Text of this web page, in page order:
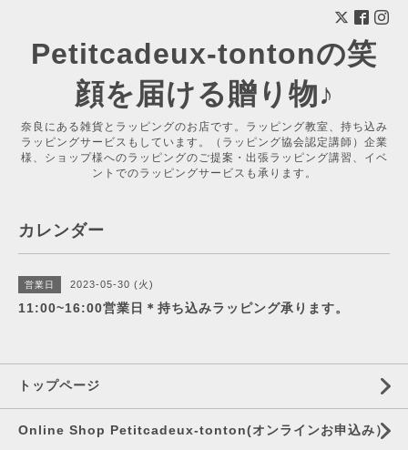
Petitcadeux-tontonの笑
顔を届ける贈り物♪
奈良にある雑貨とラッピングのお店です。ラッピング教室、持ち込み
ラッピングサービスもしています。（ラッピング協会認定講師）企業
様、ショップ様へのラッピングのご提案・出張ラッピング講習、イベ
ントでのラッピングサービスも承ります。
カレンダー
営業日 2023-05-30 (火)
11:00~16:00営業日＊持ち込みラッピング承ります。
トップページ
Online Shop Petitcadeux-tonton(オンラインお申込み）